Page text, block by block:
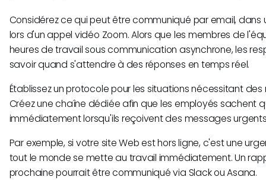
Considérez ce qui peut être communiqué par email, dans
lors d'un appel vidéo Zoom. Alors que les membres de
heures de travail sous communication asynchrone, les
savoir quand s'attendre à des réponses en temps réel.
Établissez un protocole pour les situations nécessitant
Créez une chaîne dédiée afin que les employés sachent
immédiatement lorsqu'ils reçoivent des messages
Par exemple, si votre site Web est hors ligne, c'est une
tout le monde se mette au travail immédiatement. Un
prochaine pourrait être communiqué via Slack ou Asana.